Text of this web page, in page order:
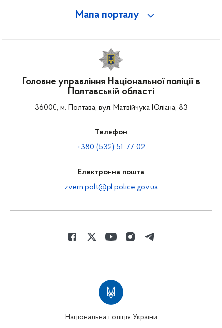
Мапа порталу
Головне управління Національної поліції в
Полтавській області
36000, м. Полтава, вул. Матвійчука Юліана, 83
Телефон
+380 (532) 51-77-02
Електронна пошта
zvern.polt@pl.police.gov.ua
Національна поліція України